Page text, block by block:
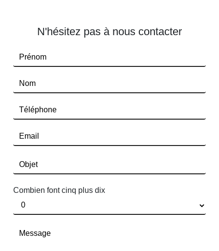
N'hésitez pas à nous contacter
Combien font cinq plus dix